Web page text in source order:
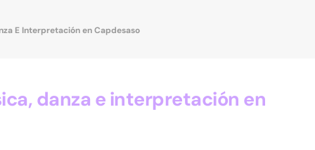
E Interpretación en Capdesaso
danza e interpretación en